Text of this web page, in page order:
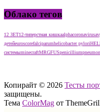
Облако тегов
12 ЗЕТ12-типерстная кишкаalphacoronavirus
детейeuroscorefalciparumhelicobacter pylori
системыminecraftMRGFUSpenicillium
Копирайт © 2026 Тесты
защищены.
Тема ColorMag от